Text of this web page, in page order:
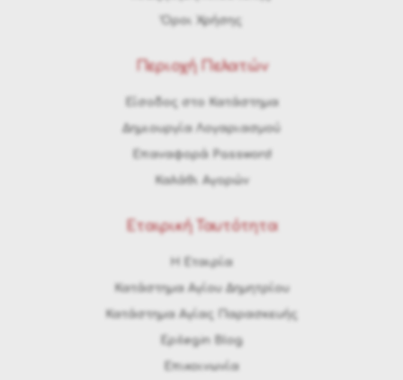
Όροι Χρήσης
Περιοχή Πελατών
Είσοδος στο Κατάστημα
Δημιουργία Λογαριασμού
Επαναφορά Password
Καλάθι Αγορών
Εταιρική Ταυτότητα
H Εταιρία
Κατάστημα Αγίου Δημητρίου
Κατάστημα Αγίας Παρασκευής
Epilegin Blog
Επικοινωνία